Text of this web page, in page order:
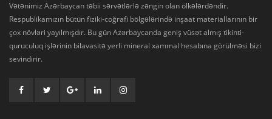
Vətənimiz Azərbaycan təbii sərvətlərlə zəngin olan ölkələrdəndir.
Respublikamızın bütün fiziki-coğrafi bölgələrində inşaat materiallarının bir
çox növləri yayılmışdır. Bu gün Azərbaycanda geniş vüsət almış tikinti-
quruculuq işlərinin bilavasitə yerli mineral xammal hesabına görülməsi bizi
sevindirir.